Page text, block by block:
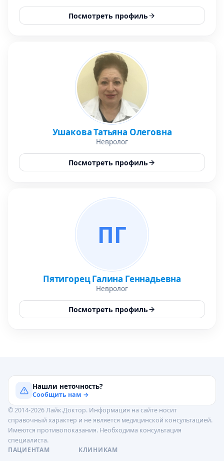
Посмотреть профиль
Ушакова Татьяна Олеговна
Невролог
Посмотреть профиль
ПГ
Пятигорец Галина Геннадьевна
Невролог
Посмотреть профиль
Нашли неточность?
Сообщить нам →
© 2014-2026 Лайк.Доктор. Информация на сайте носит
справочный характер и не является медицинской консультацией.
Имеются противопоказания. Необходима консультация
специалиста.
ПАЦИЕНТАМ
КЛИНИКАМ